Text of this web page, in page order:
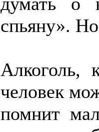
спьяну».
Алкоголь,
человек
помнит